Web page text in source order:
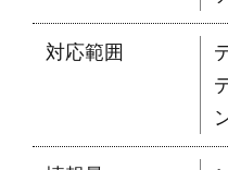
対応範囲